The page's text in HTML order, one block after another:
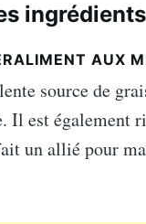
AUX
source de
Il est également
un allié pour